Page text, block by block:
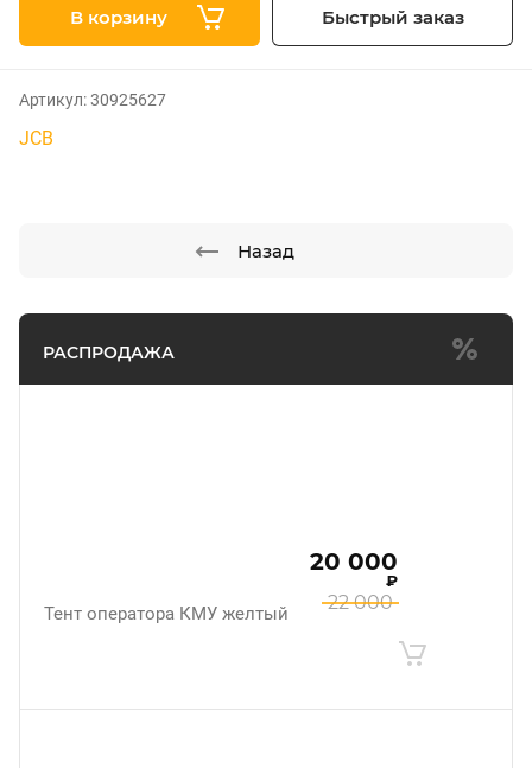
РАСПРОДАЖА
Тент оператора КМУ желтый 22 000
20 000
₽
В корзину Быстрый заказ
Артикул:30925627
JCB
Назад